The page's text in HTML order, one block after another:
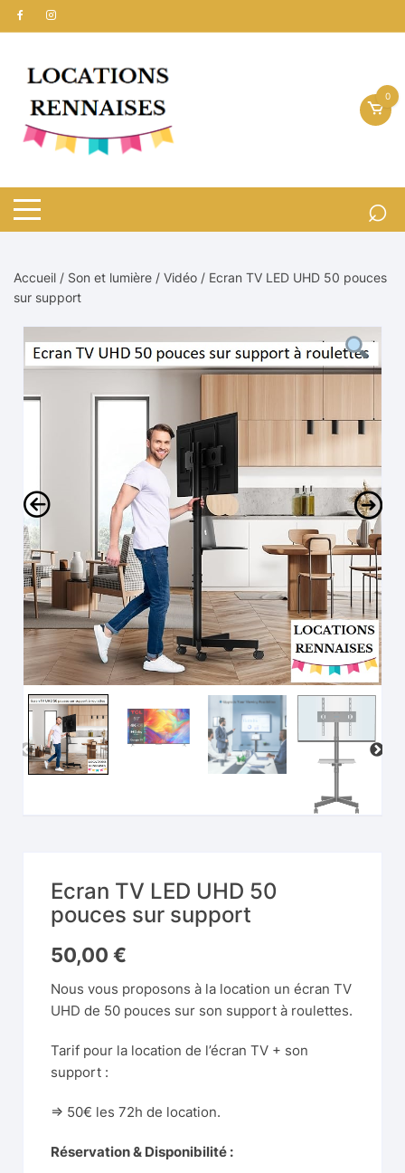
Aller
au
0
Accueil / Son et lumière / Vidéo / Ecran TV LED UHD 50 pouces
sur support
Ecran TV LED UHD 50
pouces sur support
50,00 €
Nous vous proposons à la location un écran TV
UHD de 50 pouces sur son support à roulettes.
Tarif pour la location de l’écran TV + son
support :
=> 50€ les 72h de location.
Réservation & Disponibilité :